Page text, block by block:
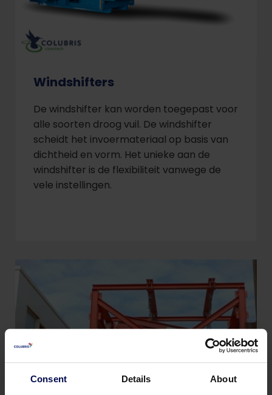
Consent Details About
Windshifters
De windshifter kan worden toegepast voor
alle soorten droog vuil. De windshifter
scheidt het invoermateriaal op basis van
dichtheid en vorm. Het unieke aan de
windshifter is de flexibiliteit vanwege de
vele instellingen.